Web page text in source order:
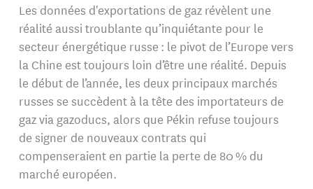
Les données d'exportations de gaz révèlent une
réalité aussi troublante qu’inquiétante pour le
secteur énergétique russe : le pivot de l’Europe vers
la Chine est toujours loin d’être une réalité. Depuis
le début de l’année, les deux principaux marchés
russes se succèdent à la tête des importateurs de
gaz via gazoducs, alors que Pékin refuse toujours
de signer de nouveaux contrats qui
compenseraient en partie la perte de 80 % du
marché européen.